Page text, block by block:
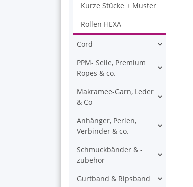
Kurze Stücke + Muster
Rollen HEXA
Cord
PPM- Seile, Premium
Ropes & co.
Makramee-Garn, Leder
& Co
Anhänger, Perlen,
Verbinder & co.
Schmuckbänder & -
zubehör
Gurtband & Ripsband